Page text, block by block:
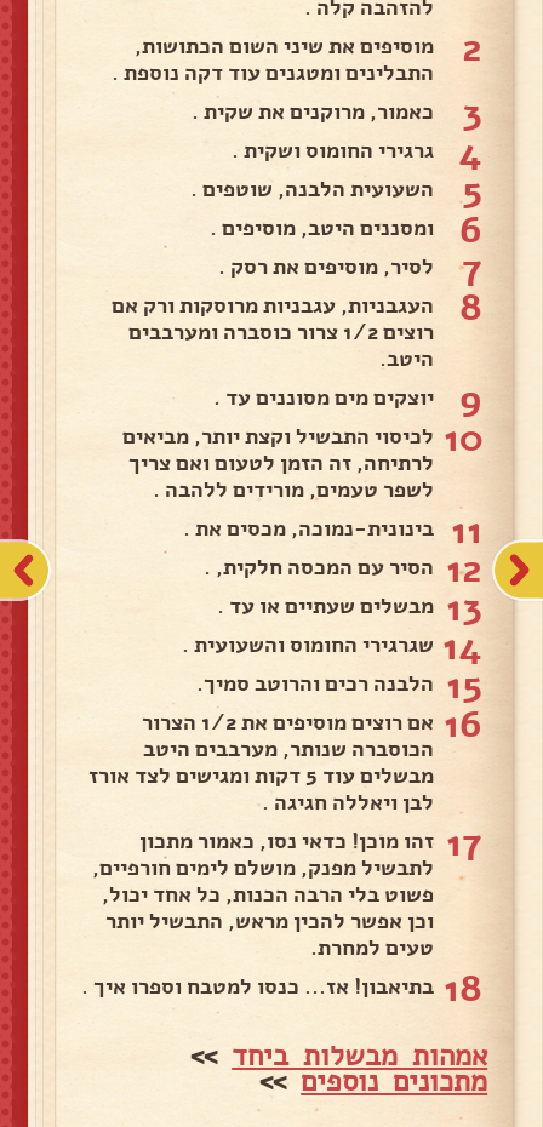
להזהבה קלה .
2
מוסיפים את שיני השום הכתושות,
התבלינים ומטגנים עוד דקה נוספת .
3 כאמור, מרוקנים את שקית .
4 גרגירי החומוס ושקית .
5 השעועית הלבנה, שוטפים .
6 ומסננים היטב, מוסיפים .
7 לסיר, מוסיפים את רסק .
8
העגבניות, עגבניות מרוסקות ורק אם
רוצים 1/2 צרור כוסברה ומערבבים
היטב.
9 יוצקים מים מסוננים עד .
10 לכיסוי התבשיל וקצת יותר, מביאים
לרתיחה, זה הזמן לטעום ואם צריך
לשפר טעמים, מורידים ללהבה .
11 בינונית-נמוכה, מכסים את .
12 הסיר עם המכסה חלקית, .
13 מבשלים שעתיים או עד .
14 שגרגירי החומוס והשעועית .
15 הלבנה רכים והרוטב סמיך.
16
אם רוצים מוסיפים את 1/2 הצרור
הכוסברה שנותר, מערבבים היטב
מבשלים עוד 5 דקות ומגישים לצד אורז
לבן ויאללה חגיגה .
17 זהו מוכן! כדאי נסו, כאמור מתכון
לתבשיל מפנק, מושלם לימים חורפיים,
פשוט בלי הרבה הכנות, כל אחד יכול,
וכן אפשר להכין מראש, התבשיל יותר
טעים למחרת.
18 בתיאבון! אז... כנסו למטבח וספרו איך .
אמהות מבשלות ביחד >>
מתכונים נוספים>>